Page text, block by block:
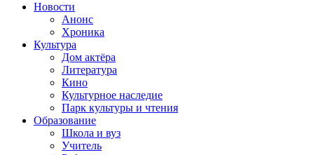
Новости
Анонс
Хроника
Культура
Дом актёра
Литература
Кино
Культурное наследие
Парк культуры и чтения
Образование
Школа и вуз
Учитель